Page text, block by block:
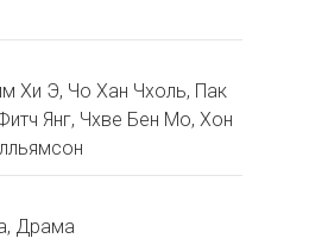
Хи Э, Чо Хан Чхоль, Пак
Янг, Чхве Бен Мо, Хон
Драма